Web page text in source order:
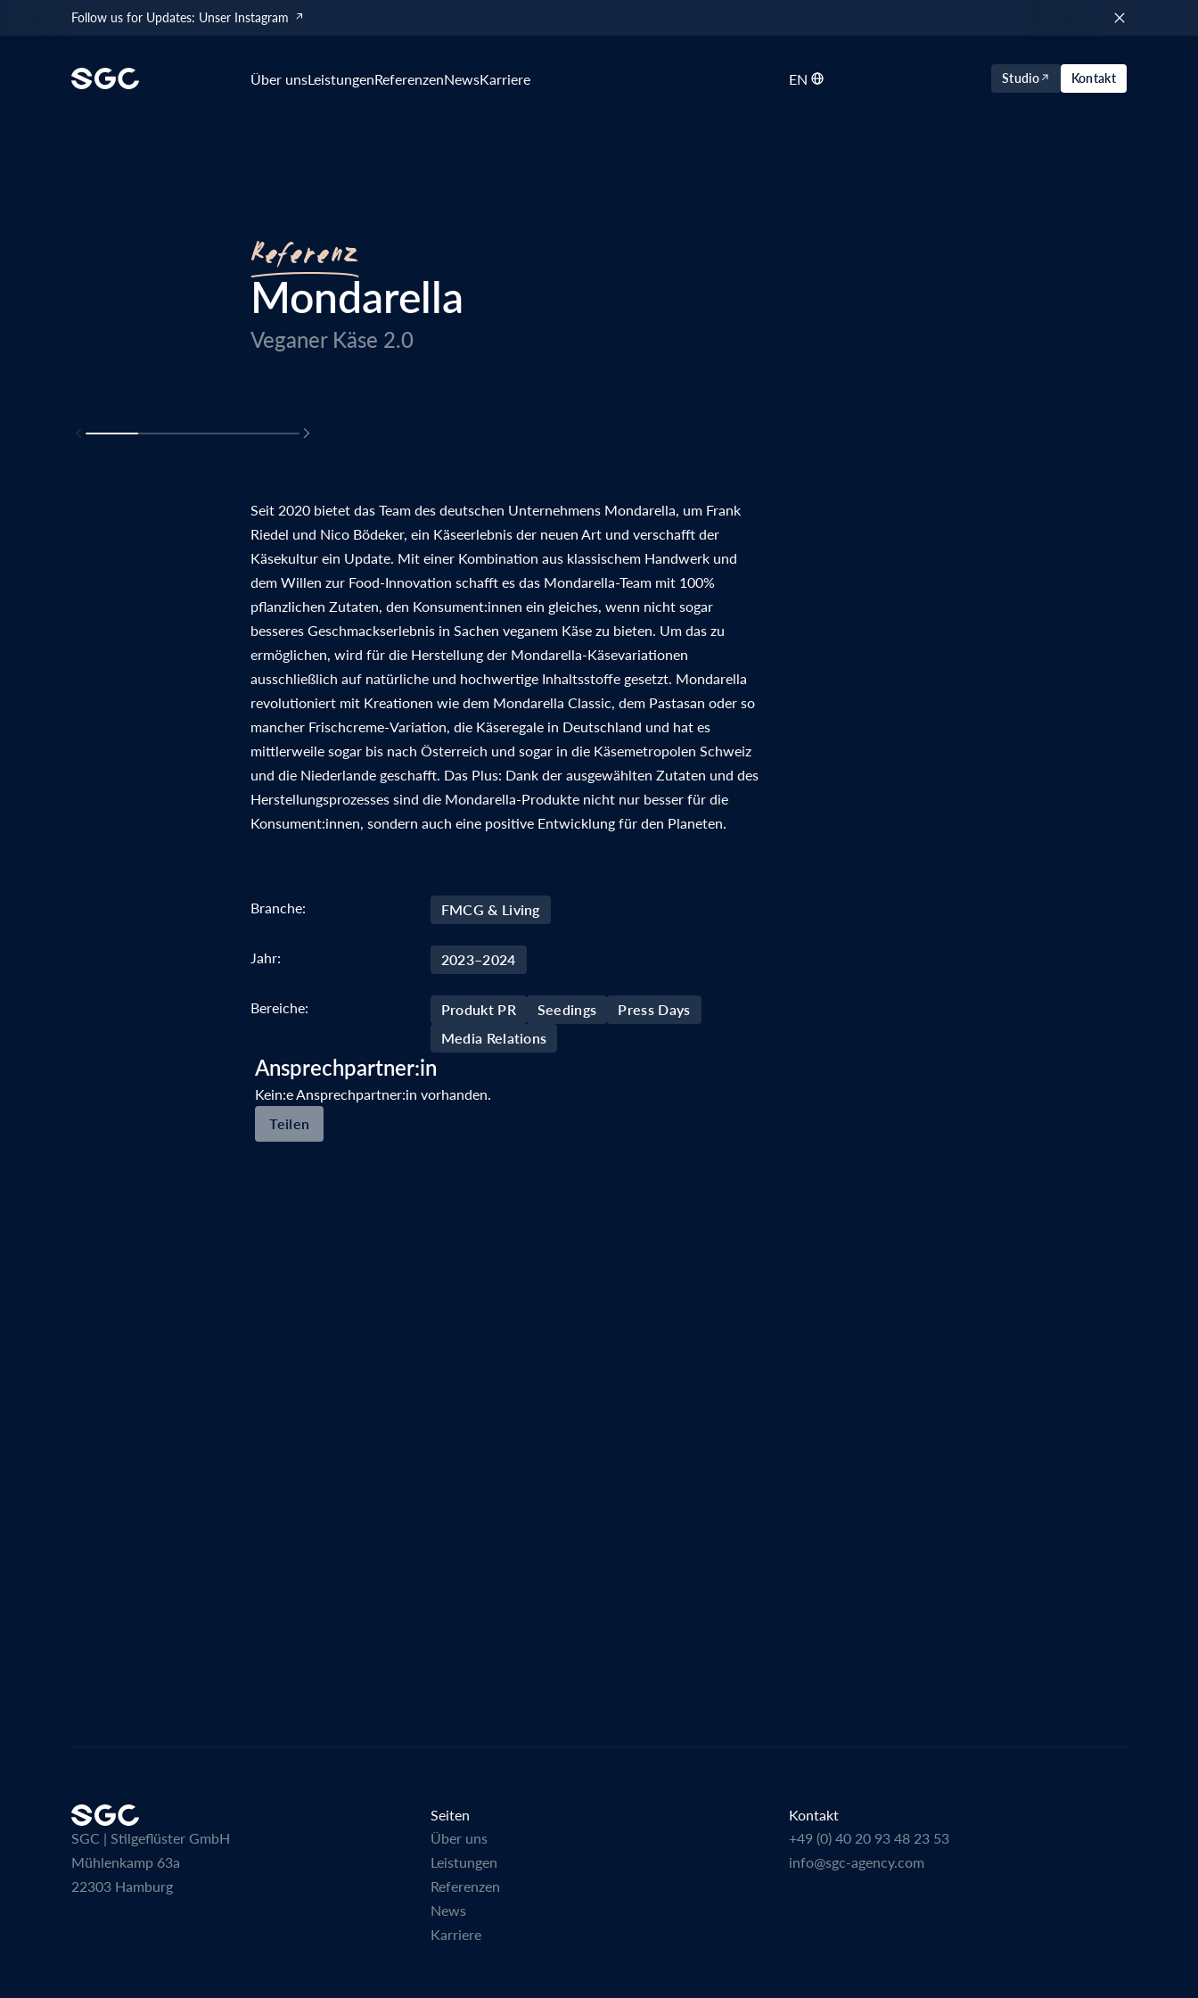
Follow us for Updates: Unser Instagram
Über unsLeistungenReferenzenNewsKarriere EN Studio Kontakt
Referenz
Mondarella
Veganer Käse 2.0
Seit 2020 bietet das Team des deutschen Unternehmens Mondarella, um Frank
Riedel und Nico Bödeker, ein Käseerlebnis der neuen Art und verschafft der
Käsekultur ein Update. Mit einer Kombination aus klassischem Handwerk und
dem Willen zur Food-Innovation schafft es das Mondarella-Team mit 100%
pflanzlichen Zutaten, den Konsument:innen ein gleiches, wenn nicht sogar
besseres Geschmackserlebnis in Sachen veganem Käse zu bieten. Um das zu
ermöglichen, wird für die Herstellung der Mondarella-Käsevariationen
ausschließlich auf natürliche und hochwertige Inhaltsstoffe gesetzt. Mondarella
revolutioniert mit Kreationen wie dem Mondarella Classic, dem Pastasan oder so
mancher Frischcreme-Variation, die Käseregale in Deutschland und hat es
mittlerweile sogar bis nach Österreich und sogar in die Käsemetropolen Schweiz
und die Niederlande geschafft. Das Plus: Dank der ausgewählten Zutaten und des
Herstellungsprozesses sind die Mondarella-Produkte nicht nur besser für die
Konsument:innen, sondern auch eine positive Entwicklung für den Planeten.
Branche: FMCG & Living
Jahr: 2023–2024
Bereiche: Produkt PR Seedings
Press Days
Media Relations
Ansprechpartner:in
Kein:e Ansprechpartner:in vorhanden.
Teilen
SGC | Stilgeflüster GmbH
Mühlenkamp 63a
22303 Hamburg
Seiten
Über uns
Leistungen
Referenzen
News
Karriere
Kontakt
+49 (0) 40 20 93 48 23 53
info@sgc-agency.com